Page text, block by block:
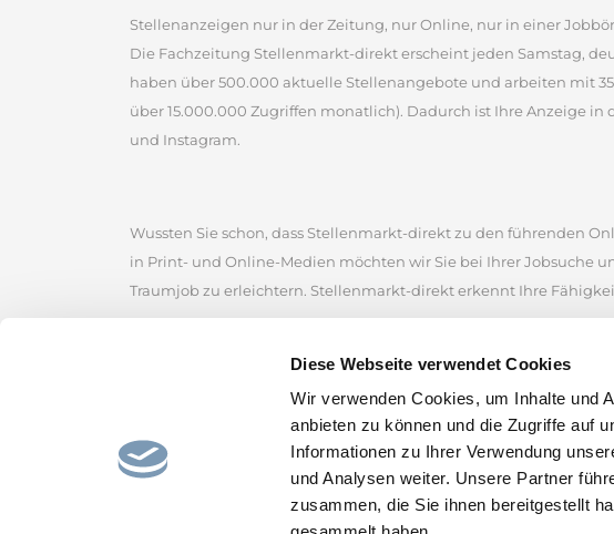
Diese Webseite verwendet Cookies
Wir verwenden Cookies, um Inhalte und
anbieten zu können und die Zugriffe auf
Informationen zu Ihrer Verwendung
und Analysen weiter. Unsere Partner
zusammen, die Sie ihnen bereitgestellt
Stellenanzeigen nur in der Zeitung, nur Online, nur in einer
Die Fachzeitung Stellenmarkt-direkt erscheint jeden Samstag,
haben über 500.000 aktuelle Stellenangebote und arbeiten mit
über 15.000.000 Zugriffen monatlich). Dadurch ist Ihre Anzeige in
und Instagram.
Wussten Sie schon, dass Stellenmarkt-direkt zu den führenden
in Print- und Online-Medien möchten wir Sie bei Ihrer Jobsuche
Traumjob zu erleichtern. Stellenmarkt-direkt erkennt Ihre
Stellenmarkt-direkt zählt zu den ältesten kommerziellen
der Sie zahlreiche Jobangebote von renommierten
Stellenmarkt, um erfolgreich nach Stellenangeboten anhand
Stellenportal und lassen Sie sich von den gefundenen
und hoffen, den passenden Job für Sie bereitzustellen.